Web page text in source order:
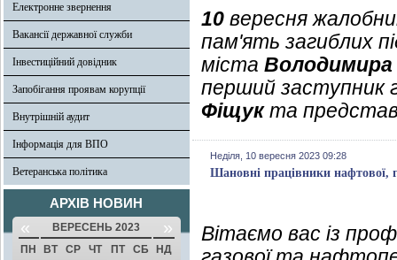
Електронне звернення
Вакансії державної служби
Інвестиційний довідник
Запобігання проявам корупції
Внутрішній аудит
Інформація для ВПО
Ветеранська політика
АРХІВ НОВИН
« ВЕРЕСЕНЬ 2023 »
ПН ВТ СР ЧТ ПТ СБ
НД
10 вересня
пам'ять загиблих
міста Володимира
перший заступник
Фіщукта
Неділя, 10 вересня 2023 09:28
Шановні працівники нафтової,
Вітаємо вас із